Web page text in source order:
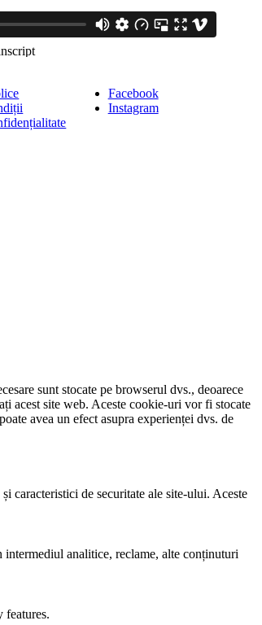
Facebook
Instagram
sunt stocate pe browserul dvs., deoarece
acest site web. Aceste cookie-uri vor fi stocate
avea un efect asupra experienței dvs. de
caracteristici de securitate ale site-ului. Aceste
analitice, reclame, alte conținuturi
features.